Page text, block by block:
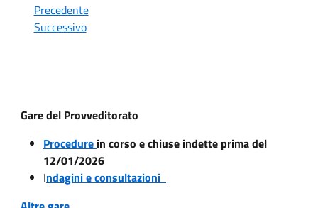
Precedente
Successivo
Gare del Provveditorato
Procedure in corso e chiuse indette prima del
12/01/2026
Indagini e consultazioni